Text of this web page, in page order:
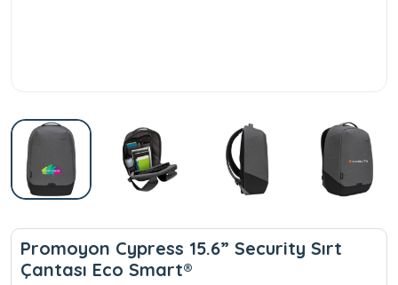
Promoyon Cypress 15.6” Security Sırt
Çantası Eco Smart®